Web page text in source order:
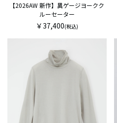
【2026AW 新作】異ゲージヨークク
ルーセーター
￥37,400(税込)